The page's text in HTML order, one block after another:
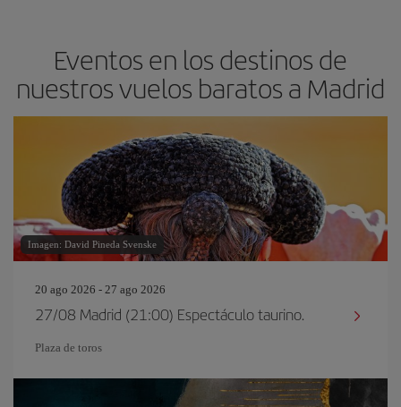
Eventos en los destinos de
nuestros vuelos baratos a Madrid
Imagen: David Pineda Svenske
20 ago 2026 - 27 ago 2026
27/08 Madrid (21:00) Espectáculo taurino.
Plaza de toros